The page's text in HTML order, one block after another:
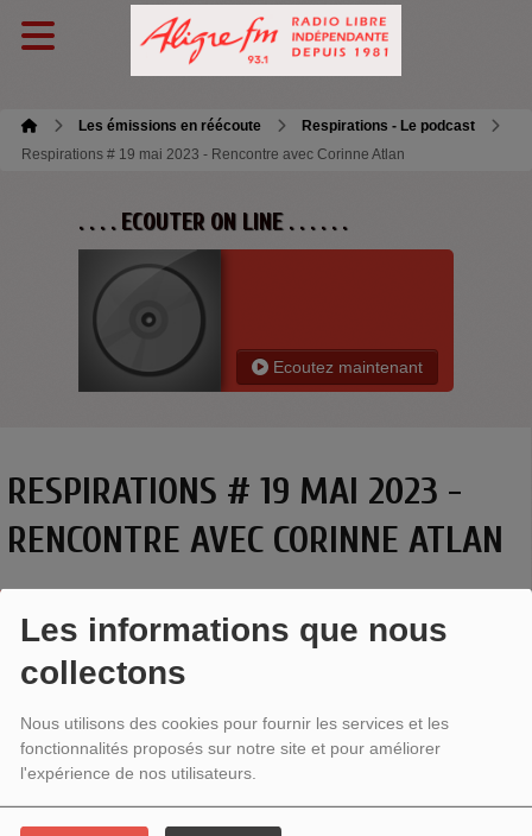
Les informations que nous
collectons
Nous utilisons des cookies pour fournir les services et les
fonctionnalités proposés sur notre site et pour améliorer
l'expérience de nos utilisateurs.
Les émissions en réécoute
Respirations - Le podcast
Respirations # 19 mai 2023 - Rencontre avec Corinne Atlan
. . . . ECOUTER ON LINE . . . . . .
Ecoutez maintenant
RESPIRATIONS # 19 MAI 2023 -
RENCONTRE AVEC CORINNE ATLAN